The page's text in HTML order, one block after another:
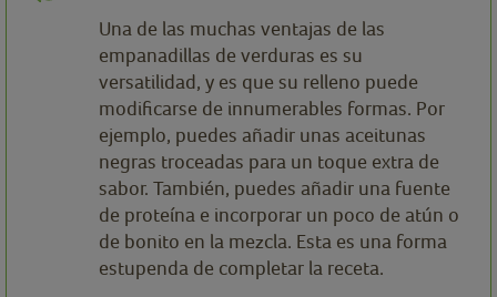
Una de las muchas ventajas de las
empanadillas de verduras es su
versatilidad, y es que su relleno puede
modificarse de innumerables formas. Por
ejemplo, puedes añadir unas aceitunas
negras troceadas para un toque extra de
sabor. También, puedes añadir una fuente
de proteína e incorporar un poco de atún o
de bonito en la mezcla. Esta es una forma
estupenda de completar la receta.